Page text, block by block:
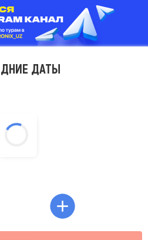
ДАТЫ